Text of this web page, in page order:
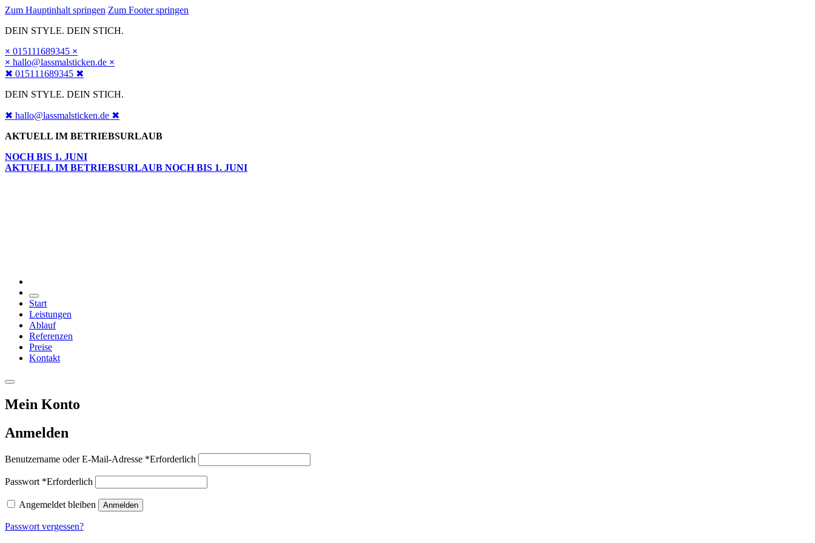
Zum Hauptinhalt springen Zum Footer springen
DEIN STYLE. DEIN STICH.
× 015111689345 ×
× hallo@lassmalsticken.de ×
✖ 015111689345 ✖
DEIN STYLE. DEIN STICH.
✖ hallo@lassmalsticken.de ✖
AKTUELL IM BETRIEBSURLAUB
NOCH BIS 1. JUNI
AKTUELL IM BETRIEBSURLAUB NOCH BIS 1. JUNI
Start
Leistungen
Ablauf
Referenzen
Preise
Kontakt
Mein Konto
Anmelden
Benutzername oder E-Mail-Adresse *Erforderlich
Passwort *Erforderlich
Angemeldet bleiben Anmelden
Passwort vergessen?